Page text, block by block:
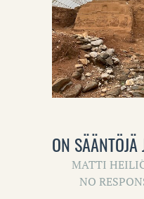
ON
MATTI
NO